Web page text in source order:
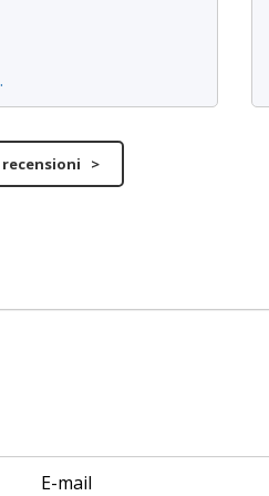
recensioni >
E-mail